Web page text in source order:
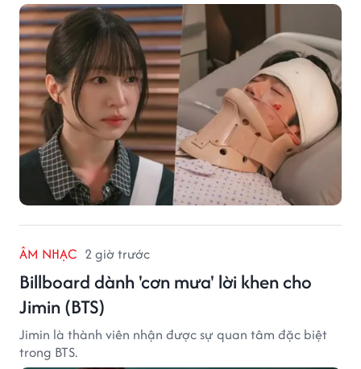
ÂM NHẠC 2 giờ trước
Billboard dành 'cơn mưa' lời khen cho
Jimin (BTS)
Jimin là thành viên nhận được sự quan tâm đặc biệt
trong BTS.